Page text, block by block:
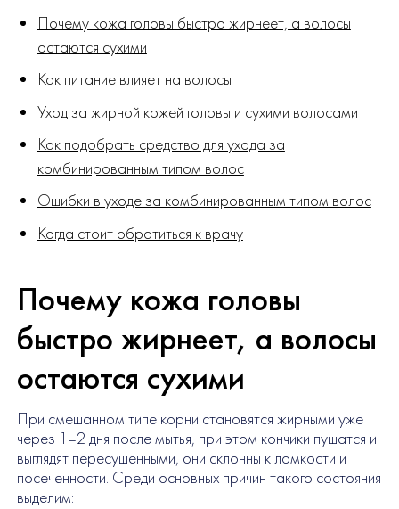
Почему кожа головы быстро жирнеет, а волосы
остаются сухими
Как питание влияет на волосы
Уход за жирной кожей головы и сухими волосами
Как подобрать средство для ухода за
комбинированным типом волос
Ошибки в уходе за комбинированным типом волос
Когда стоит обратиться к врачу
Почему кожа головы
быстро жирнеет, а волосы
остаются сухими
При смешанном типе корни становятся жирными уже
через 1–2 дня после мытья, при этом кончики пушатся и
выглядят пересушенными, они склонны к ломкости и
посеченности. Среди основных причин такого состояния
выделим: